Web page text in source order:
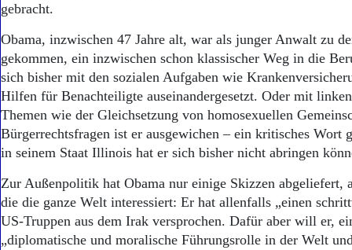
gebracht.
Obama, inzwischen 47 Jahre alt, war als junger Anwalt zu
gekommen, ein inzwischen schon klassischer Weg in die
sich bisher mit den sozialen Aufgaben wie
Hilfen für Benachteiligte auseinandergesetzt. Oder mit
Themen wie der Gleichsetzung von homosexuellen
Bürgerrechtsfragen ist er ausgewichen – ein kritisches Wort
in seinem Staat Illinois hat er sich bisher nicht abringen
Zur Außenpolitik hat Obama nur einige Skizzen abgeliefert,
die die ganze Welt interessiert: Er hat allenfalls „einen
US-Truppen aus dem Irak versprochen. Dafür aber will er,
„diplomatische und moralische Führungsrolle in der Welt